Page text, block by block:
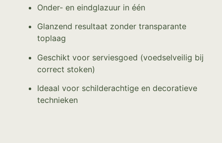
Onder- en eindglazuur in één
Glanzend resultaat zonder transparante
toplaag
Geschikt voor serviesgoed (voedselveilig bij
correct stoken)
Ideaal voor schilderachtige en decoratieve
technieken